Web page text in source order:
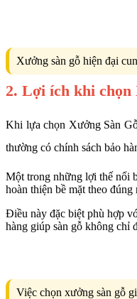
Xưởng sàn gỗ hiện đại
2. Lợi ích khi chọn
Khi lựa chọn Xưởng Sàn
thường có chính sách bảo
Một trong những lợi thế nổi
hoàn thiện bề mặt theo
Điều này đặc biệt phù hợp
hàng giúp sàn gỗ không chỉ
Việc chọn xưởng sàn gỗ